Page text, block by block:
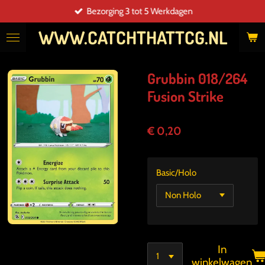
direct
naar
WWW.CATCHTHATTCG.NL
Bezorging 3 tot 5 Werkdagen
Grubbin 018/264
Fusion Strike
€ 0,20
Basic/Holo
In